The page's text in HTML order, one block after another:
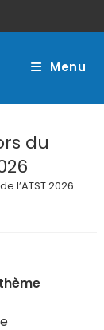
Menu
du
l’ATST 2026